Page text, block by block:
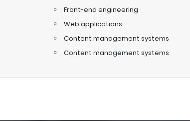
Front-end engineering
Web applications
Content management systems
Content management systems